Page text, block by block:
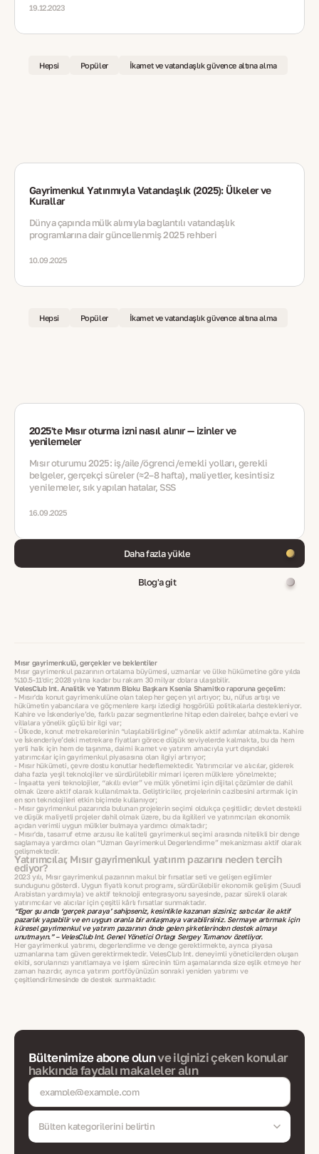
19.12.2023
Hepsi Popüler İkamet ve vatandaşlık güvence altına alma
Gayrimenkul Yatırımıyla Vatandaşlık (2025): Ülkeler ve
Kurallar
Dünya çapında mülk alımıyla bağlantılı vatandaşlık
programlarına dair güncellenmiş 2025 rehberi
10.09.2025
Hepsi Popüler İkamet ve vatandaşlık güvence altına alma
2025'te Mısır oturma izni nasıl alınır — izinler ve
yenilemeler
Mısır oturumu 2025: iş/aile/öğrenci/emekli yolları, gerekli
belgeler, gerçekçi süreler (≈2–8 hafta), maliyetler, kesintisiz
yenilemeler, sık yapılan hatalar, SSS
16.09.2025
Daha fazla yükle
Blog'a git
Mısır gayrimenkulü, gerçekler ve beklentiler
Mısır gayrimenkul pazarının ortalama büyümesi, uzmanlar ve ülke hükümetine göre yılda
%10.5-11'dir; 2028 yılına kadar bu rakam 30 milyar dolara ulaşabilir.
VelesClub Int. Analitik ve Yatırım Bloku Başkanı Ksenia Shamitko raporuna geçelim:
- Mısır'da konut gayrimenkulüne olan talep her geçen yıl artıyor; bu, nüfus artışı ve
hükümetin yabancılara ve göçmenlere karşı izlediği hoşgörülü politikalarla destekleniyor.
Kahire ve İskenderiye’de, farklı pazar segmentlerine hitap eden daireler, bahçe evleri ve
villalara yönelik güçlü bir ilgi var;
- Ülkede, konut metrekarelerinin “ulaşılabilirliğine” yönelik aktif adımlar atılmakta. Kahire
ve İskenderiye’deki metrekare fiyatları görece düşük seviyelerde kalmakta, bu da hem
yerli halk için hem de taşınma, daimi ikamet ve yatırım amacıyla yurt dışındaki
yatırımcılar için gayrimenkul piyasasına olan ilgiyi artırıyor;
- Mısır hükümeti, çevre dostu konutlar hedeflemektedir. Yatırımcılar ve alıcılar, giderek
daha fazla yeşil teknolojiler ve sürdürülebilir mimari içeren mülklere yönelmekte;
- İnşaatta yeni teknolojiler, “akıllı evler” ve mülk yönetimi için dijital çözümler de dahil
olmak üzere aktif olarak kullanılmakta. Geliştiriciler, projelerinin cazibesini artırmak için
en son teknolojileri etkin biçimde kullanıyor;
- Mısır gayrimenkul pazarında bulunan projelerin seçimi oldukça çeşitlidir; devlet destekli
ve düşük maliyetli projeler dahil olmak üzere, bu da ilgilileri ve yatırımcıları ekonomik
açıdan verimli uygun mülkler bulmaya yardımcı olmaktadır;
- Mısır'da, tasarruf etme arzusu ile kaliteli gayrimenkul seçimi arasında nitelikli bir denge
sağlamaya yardımcı olan “Uzman Gayrimenkul Değerlendirme” mekanizması aktif olarak
gelişmektedir.
Yatırımcılar, Mısır gayrimenkul yatırım pazarını neden tercih
ediyor?
2023 yılı, Mısır gayrimenkul pazarının makul bir fırsatlar seti ve gelişen eğilimler
sunduğunu gösterdi. Uygun fiyatlı konut programı, sürdürülebilir ekonomik gelişim (Suudi
Arabistan yardımıyla) ve aktif teknoloji entegrasyonu sayesinde, pazar sürekli olarak
yatırımcılar ve alıcılar için çeşitli kârlı fırsatlar sunmaktadır.
“Eğer şu anda ‘gerçek paraya’ sahipseniz, kesinlikle kazanan sizsiniz; satıcılar ile aktif
pazarlık yapabilir ve en uygun oranla bir anlaşmaya varabilirsiniz. Sermaye artırmak için
küresel gayrimenkul ve yatırım pazarının önde gelen şirketlerinden destek almayı
unutmayın.” – VelesClub Int. Genel Yönetici Ortağı Sergey Tumanov özetliyor.
Her gayrimenkul yatırımı, değerlendirme ve denge gerektirmekte, ayrıca piyasa
uzmanlarına tam güven gerektirmektedir. VelesClub Int. deneyimli yöneticilerden oluşan
ekibi, sorularınızı yanıtlamaya ve işlem sürecinin tüm aşamalarında size eşlik etmeye her
zaman hazırdır, ayrıca yatırım portföyünüzün sonraki yeniden yatırımı ve
çeşitlendirilmesinde de destek sunmaktadır.
Bültenimize abone olunve ilginizi çeken konular
hakkında faydalı makaleler alın
Bülten kategorilerini belirtin